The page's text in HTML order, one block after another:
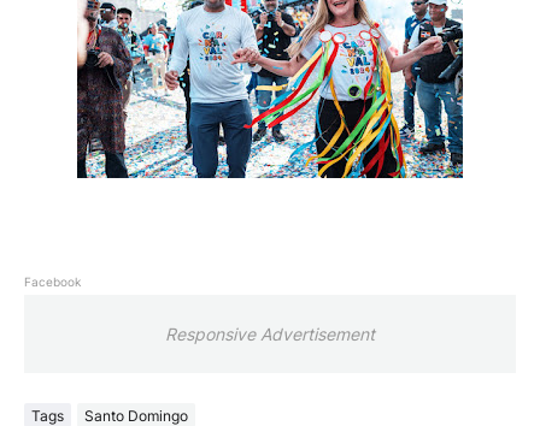
Facebook
Responsive Advertisement
Tags Santo Domingo